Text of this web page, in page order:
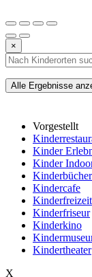
×
Alle Ergebnisse
Vorgestellt
Kinder
Kinder
Kindercafe
Kinderfriseur
Kinderkino
Kindertheater
X